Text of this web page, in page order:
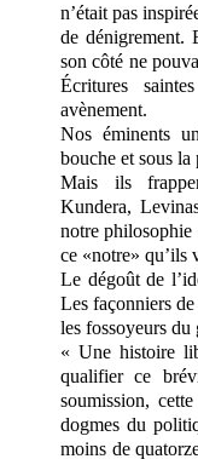
n’était pas
de dénigrement.
son côté ne
Écritures
avènement.
Nos éminents
bouche et sous
Mais ils
Kundera,
notre philosophie
ce «notre» qu’ils
Le dégoût de
Les façonniers
les fossoyeurs du
« Une histoire
qualifier ce
soumission,
dogmes du
moins de